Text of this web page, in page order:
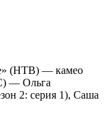
(НТВ) — камео
— Ольга
2: серия 1), Саша